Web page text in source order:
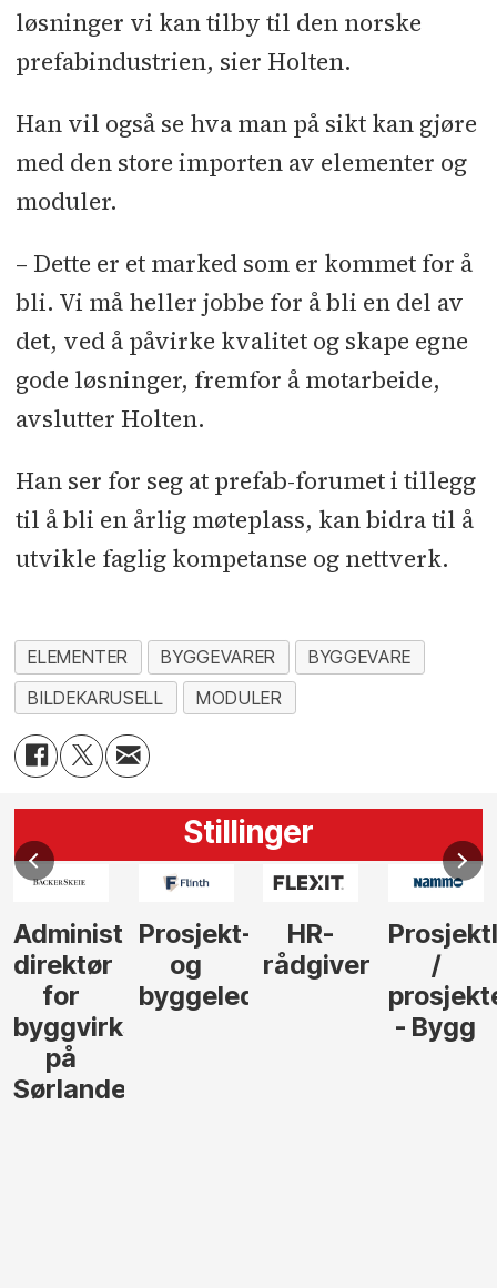
løsninger vi kan tilby til den norske
prefabindustrien, sier Holten.
Han vil også se hva man på sikt kan gjøre
med den store importen av elementer og
moduler.
– Dette er et marked som er kommet for å
bli. Vi må heller jobbe for å bli en del av
det, ved å påvirke kvalitet og skape egne
gode løsninger, fremfor å motarbeide,
avslutter Holten.
Han ser for seg at prefab-forumet i tillegg
til å bli en årlig møteplass, kan bidra til å
utvikle faglig kompetanse og nettverk.
ELEMENTER BYGGEVARER
BYGGEVARE
BILDEKARUSELL
MODULER
Stillinger
Administrerende
direktør
for
byggvirksomhet
på
Sørlandet
Prosjekt-
og
byggeleder
HR-
rådgiver
/
- Bygg